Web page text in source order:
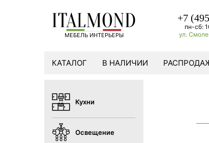
МЕБЕЛЬ ИНТЕРЬЕРЫ
+7
пн-сб:
ул.
КАТАЛОГ В НАЛИЧИИ
Кухни
Освещение